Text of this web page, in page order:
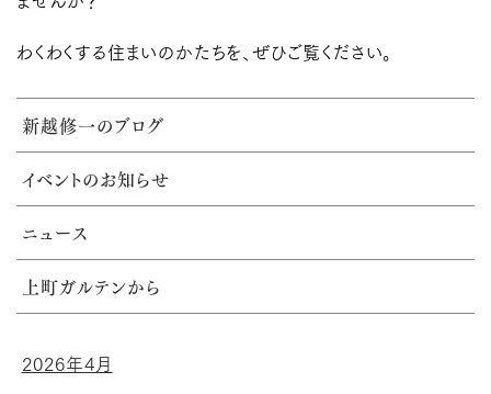
わくわくする住まいのかたちを、ぜひご覧ください。
新越修一のブログ
イベントのお知らせ
ニュース
上町ガルテンから
2026年4月